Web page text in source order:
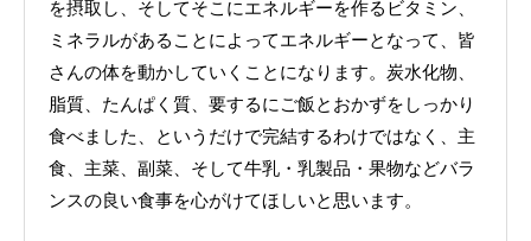
を摂取し、そしてそこにエネルギーを作るビタミン、
ミネラルがあることによってエネルギーとなって、皆
さんの体を動かしていくことになります。炭水化物、
脂質、たんぱく質、要するにご飯とおかずをしっかり
食べました、というだけで完結するわけではなく、主
食、主菜、副菜、そして牛乳・乳製品・果物などバラ
ンスの良い食事を心がけてほしいと思います。